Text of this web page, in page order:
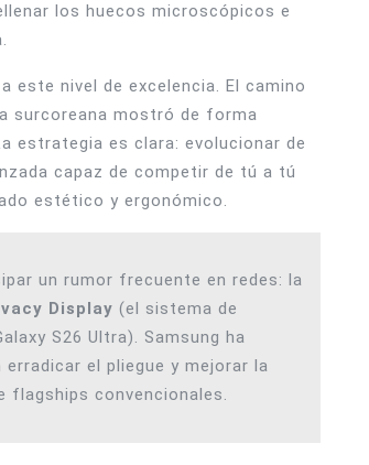
los huecos microscópicos e
este nivel de excelencia. El camino
surcoreana mostró de forma
estrategia es clara: evolucionar de
capaz de competir de tú a tú
estético y ergonómico.
un rumor frecuente en redes: la
Display (el sistema de
S26 Ultra). Samsung ha
el pliegue y mejorar la
flagships convencionales.